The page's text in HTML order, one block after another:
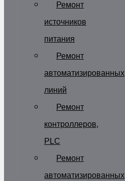
Ремонт
источников
питания
Ремонт
автоматизированных
линий
Ремонт
контроллеров,
PLC
Ремонт
автоматизированных